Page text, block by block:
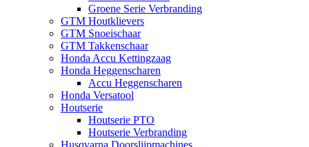
Groene Serie Verbranding
GTM Houtklievers
GTM Snoeischaar
GTM Takkenschaar
Honda Accu Kettingzaag
Honda Heggenscharen
Accu Heggenscharen
Honda Versatool
Houtserie
Houtserie PTO
Houtserie Verbranding
Husqvarna Doorslijpmachines